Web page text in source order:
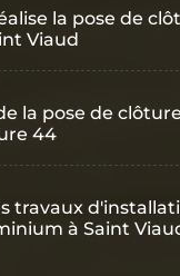
la pose de
Viaud
la pose de
44
travaux
à Saint